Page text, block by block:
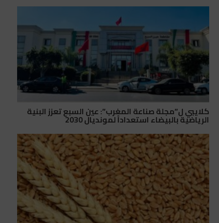
كلايبي ل”مجلة صناعة المغرب”: عين السبع تعزز البنية
الرياضية بالبيضاء استعداداً لمونديال 2030